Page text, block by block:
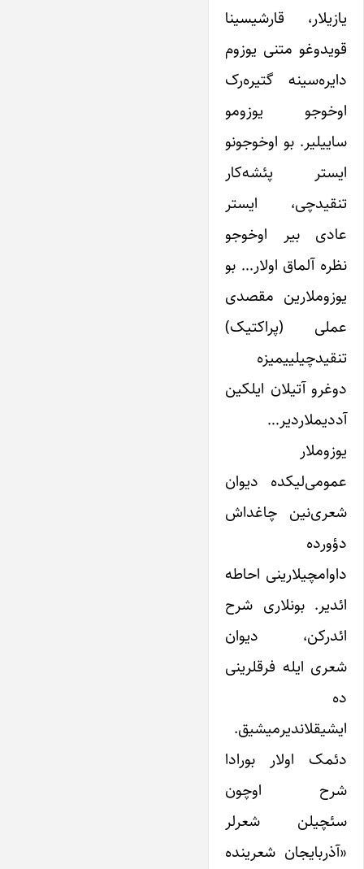
یازیلار، قارشیسینا
قویدوغو متنی یوزوم
دایره‌سینه گتیره‌رک
اوخوجو یوزومو
ساییلیر. بو اوخوجونو
ایستر پئشه‌کار
تنقیدچی، ایستر
عادی بیر اوخوجو
نظره آلماق اولار… بو
یوزوملارین مقصدی
عملی (پراکتیک)
تنقیدچیلییمیزه
دوغرو آتیلان ایلکین
آددیملاردیر…
یوزوملار
عمومی‌لیکده دیوان
شعری‌نین چاغداش
دؤورده
داوامچیلارینی احاطه
ائدیر. بونلاری شرح
ائدرکن، دیوان
شعری ایله فرقلرینی
ده
ایشیقلاندیرمیشیق.
دئمک اولار بورادا
شرح اوچون
سئچیلن شعرلر
«آذربایجان شعرینده